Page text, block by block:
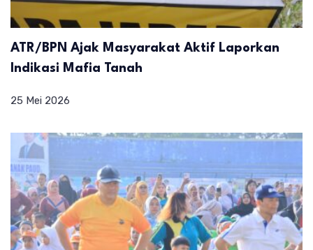
ATR/BPN Ajak Masyarakat Aktif Laporkan
Indikasi Mafia Tanah
25 Mei 2026